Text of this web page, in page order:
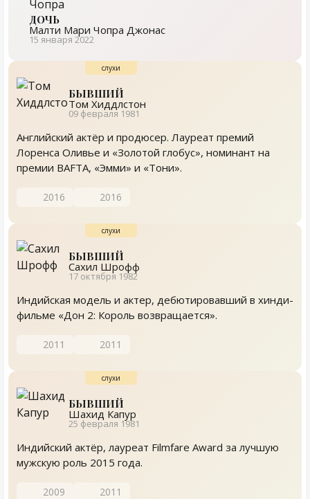
ДОЧЬ
Малти Мари Чопра Джонас
15 января 2022
БЫВШИЙ
Том Хиддлстон
09 февраля 1981
Английский актёр и продюсер. Лауреат премий
Лоренса Оливье и «Золотой глобус», номинант на
премии BAFTA, «Эмми» и «Тони».
2016 2016
БЫВШИЙ
Сахил Шрофф
17 октября 1982
Индийская модель и актер, дебютировавший в хинди-
фильме «Дон 2: Король возвращается».
2011 2011
БЫВШИЙ
Шахид Капур
25 февраля 1981
Индийский актёр, лауреат Filmfare Award за лучшую
мужскую роль 2015 года.
2009 2011